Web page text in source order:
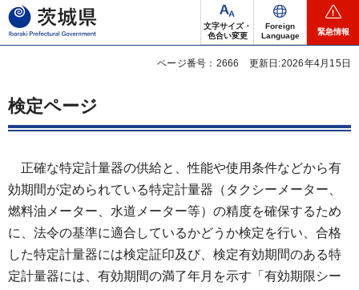
茨城県
文字サイズ・
色合い変更
Foreign
Language
緊急情報
ページ番号：2666 更新日:2026年4月15日
検定ページ
正確な特定計量器の供給と、性能や使用条件などから有
効期間が定められている特定計量器（タクシーメーター、
燃料油メーター、水道メーター等）の精度を確保するため
に、法令の基準に適合しているかどうか検定を行い、合格
した特定計量器には検定証印及び、検定有効期間のある特
定計量器には、有効期間の満了年月を示す「有効期限シー